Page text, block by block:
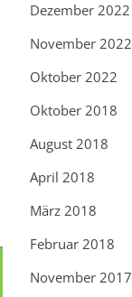
Dezember 2022
November 2022
Oktober 2022
Oktober 2018
August 2018
April 2018
März 2018
Februar 2018
November 2017